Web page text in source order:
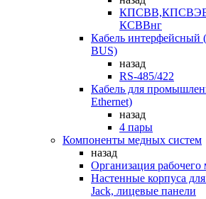
КСВВнг
Кабель интерфейсный
BUS)
назад
RS-485/422
Кабель для
Ethernet)
назад
4 пары
Компоненты медных систем
назад
Организация рабочего
Настенные корпуса
Jack, лицевые панели